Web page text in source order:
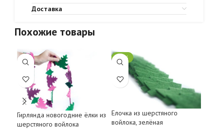
Доставка
Похожие товары
Гирлянда новогодние ёлки из
шерстяного войлока
-24%
Елочка из шерстяного
войлока, зелёная